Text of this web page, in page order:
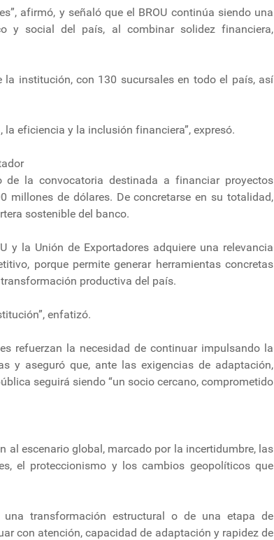
afirmó, y señaló que el BROU continúa siendo una
y social del país, al combinar solidez financiera,
institución, con 130 sucursales en todo el país, así
eficiencia y la inclusión financiera”, expresó.
la convocatoria destinada a financiar proyectos
millones de dólares. De concretarse en su totalidad,
sostenible del banco.
y la Unión de Exportadores adquiere una relevancia
porque permite generar herramientas concretas
productiva del país.
enfatizó.
refuerzan la necesidad de continuar impulsando la
y aseguró que, ante las exigencias de adaptación,
seguirá siendo “un socio cercano, comprometido
al escenario global, marcado por la incertidumbre, las
el proteccionismo y los cambios geopolíticos que
transformación estructural o de una etapa de
con atención, capacidad de adaptación y rapidez de